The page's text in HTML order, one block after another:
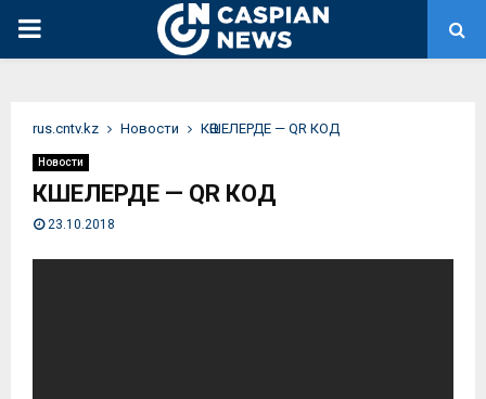
PRIMARY
rus.cntv.kz Новости КӨШЕЛЕРДЕ — QR КОД
Новости
КӨШЕЛЕРДЕ — QR КОД
23.10.2018